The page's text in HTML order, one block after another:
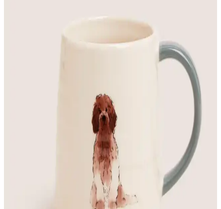
Florada'nın yeni dekoratif köpek küllükleri, şık tasarımı ve dayanıklı
beton materyaliyle mekanlara modern bir dokunuş sağlar, yerel
üretim ve uzun ömürlü kullanım avantajı sunar.
İş Güvenliği Uyarı Levhaları Karşılaştırması:
İki farklı uyarı levhasını karşılaştırıyoruz: kamera izleme ve köpek
uyarısı, dayanıklılık, baskı teknolojileri ve kullanıcı yorumlarıyla
S LINE Ultrasonik Köpek Kovucu ve Eğitici Cihazı:
Güvenli ve Etkili Köpek Davranış Yönetimi
S LINE ultrasonik köpek kovucu ve eğitici, 10 metreye kadar etkili,
güvenli ve uzun ömürlü bir cihazdır. Köpekleri rahatsız etmeden
davranışlarını değiştirmeye yardımcı olur.
Türk Reklam Dikkat Köpek Var Uyarı Levhası
Güvenlik ve Farkındalık İçin Dayanıklı ve Çeşitli